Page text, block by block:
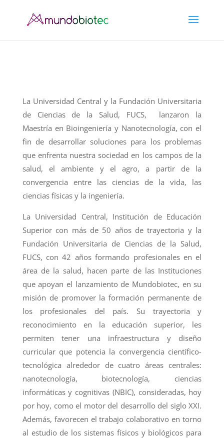
La Universidad Central y la Fundación Universitaria
de Ciencias de la Salud, FUCS, lanzaron la
Maestría en Bioingeniería y Nanotecnología, con el
fin de desarrollar soluciones para los problemas
que enfrenta nuestra sociedad en los campos de la
salud, el ambiente y el agro, a partir de la
convergencia entre las ciencias de la vida, las
ciencias físicas y la ingeniería.
La Universidad Central, Institución de Educación
Superior con más de 50 años de trayectoria y la
Fundación Universitaria de Ciencias de la Salud,
FUCS, con 42 años formando profesionales en el
área de la salud, hacen parte de las Instituciones
que apoyan el lanzamiento de Mundobiotec, en su
misión de promover la formación permanente de
los profesionales del país. Su trayectoria y
reconocimiento en la educación superior, les
permiten tener una infraestructura y diseño
curricular que potencia la convergencia científico-
tecnológica alrededor de cuatro áreas centrales:
nanotecnología, biotecnología, ciencias
informáticas y cognitivas (NBIC), consideradas, hoy
por hoy, como el motor del desarrollo del siglo XXI.
Además, favorecen el trabajo colaborativo en torno
al estudio de los sistemas físicos y biológicos para